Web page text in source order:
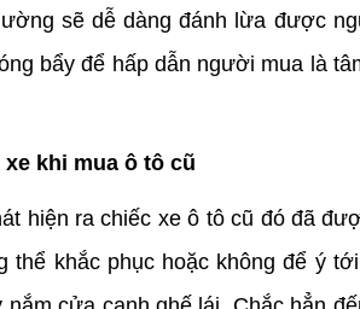
sẽ dễ dàng đánh lừa được
bẩy để hấp dẫn người mua là
khi mua ô tô cũ
hiện ra chiếc xe ô tô cũ đó đã
thể khắc phục hoặc không để ý